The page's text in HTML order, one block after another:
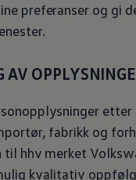
preferanser og gi
AV
etter
fabrikk og
til hhv merket
kvalitativ